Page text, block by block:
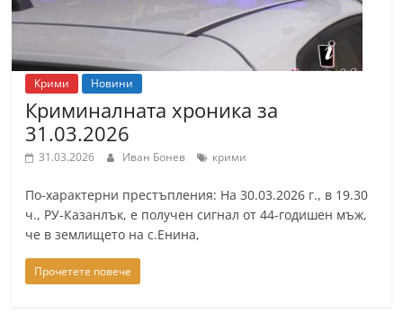
c
o
m
Крими Новини
Криминалната хроника за
31.03.2026
31.03.2026 Иван Бонев крими
По-характерни престъпления: На 30.03.2026 г., в 19.30
ч., РУ-Казанлък, е получен сигнал от 44-годишен мъж,
че в землището на с.Енина,
Прочетете повече